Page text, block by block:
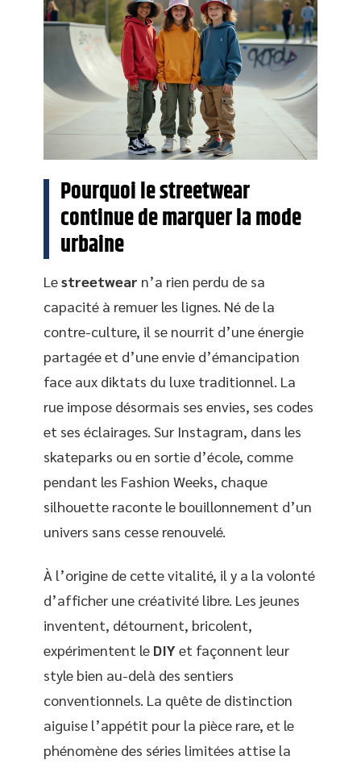
Pourquoi le streetwear
continue de marquer la mode
urbaine
Lestreetwear n’a rien perdu de sa
capacité à remuer les lignes. Né de la
contre-culture, il se nourrit d’une énergie
partagée et d’une envie d’émancipation
face aux diktats du luxe traditionnel. La
rue impose désormais ses envies, ses codes
et ses éclairages. Sur Instagram, dans les
skateparks ou en sortie d’école, comme
pendant les Fashion Weeks, chaque
silhouette raconte le bouillonnement d’un
univers sans cesse renouvelé.
À l’origine de cette vitalité, il y a la volonté
d’afficher une créativité libre. Les jeunes
inventent, détournent, bricolent,
expérimentent le DIY et façonnent leur
style bien au-delà des sentiers
conventionnels. La quête de distinction
aiguise l’appétit pour la pièce rare, et le
phénomène des séries limitées attise la